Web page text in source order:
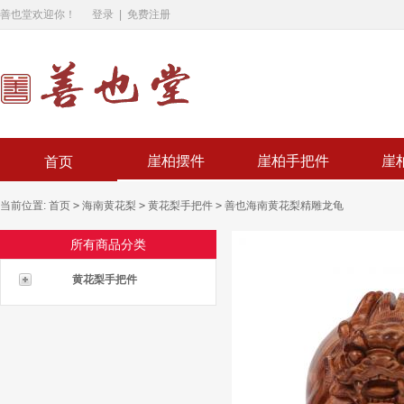
善也堂欢迎你！ 登录 免费注册
首页 崖柏摆件 崖柏手把件 崖
当前位置: 首页 > 海南黄花梨 > 黄花梨手把件 > 善也海南黄花梨精雕龙龟
所有商品分类
黄花梨手把件